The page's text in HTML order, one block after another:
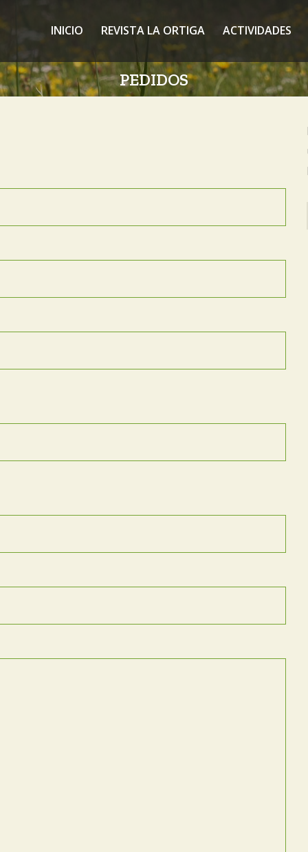
INICIO REVISTA LA ORTIGA ACTIVIDADES
PEDIDOS